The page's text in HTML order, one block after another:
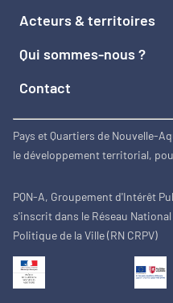
Acteurs & territoires
Qui sommes-nous ?
Contact
Pays et Quartiers de Nouvelle-
le développement territorial,
PQN-A, Groupement d'Intérêt
s'inscrit dans le Réseau
Politique de la Ville (RN CRPV)